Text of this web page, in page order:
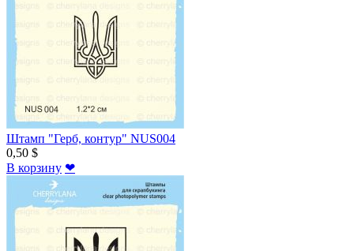
Штамп "Герб, контур" NUS004
0,50 $
В корзину ❤